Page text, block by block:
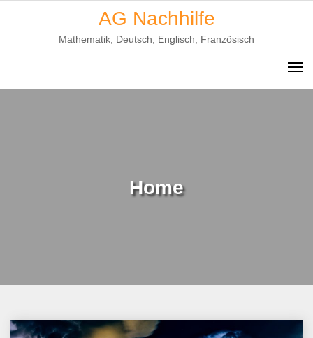
AG Nachhilfe
Mathematik, Deutsch, Englisch, Französisch
Home